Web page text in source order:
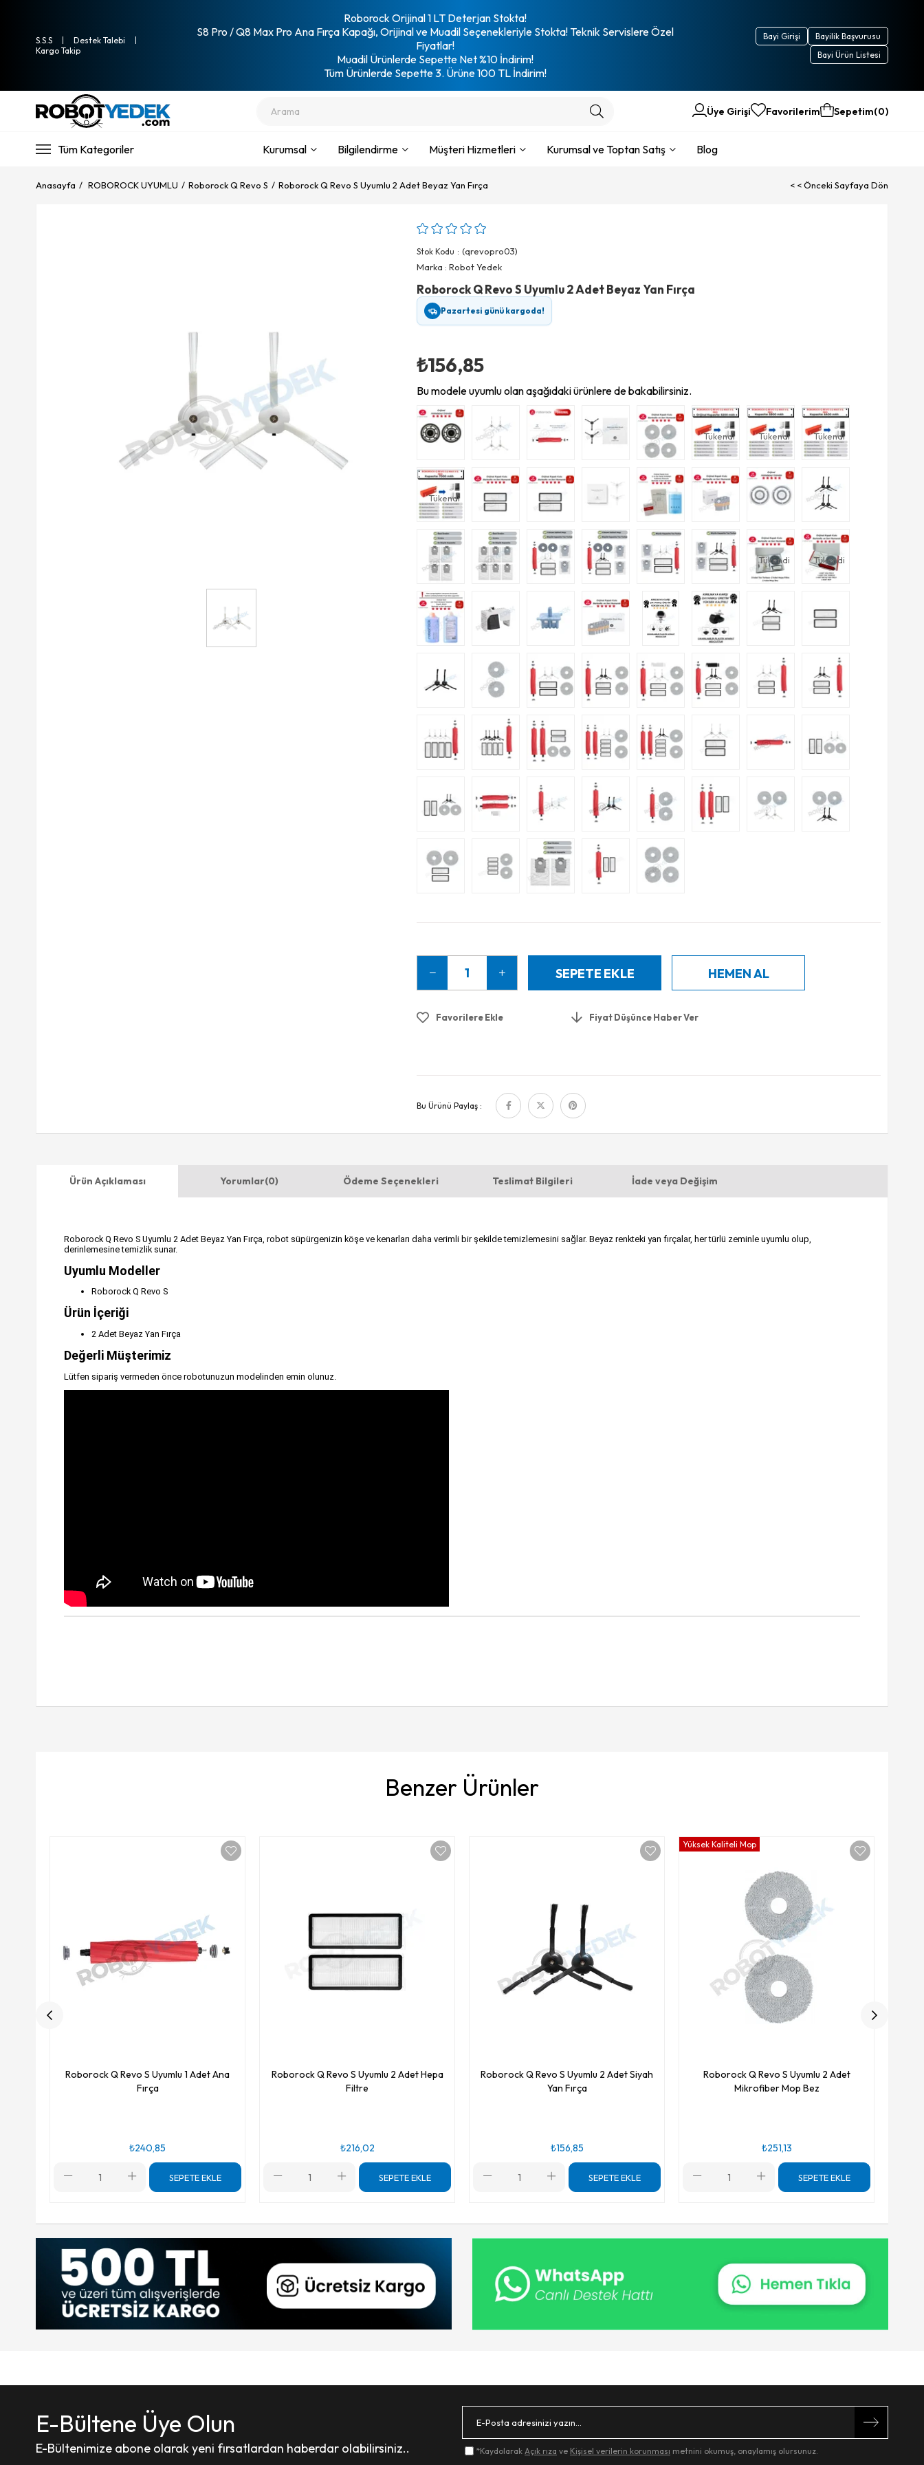
S.S.S
Destek Talebi
Kargo Takip
Roborock Orijinal 1 LT Deterjan Stokta!
S8 Pro / Q8 Max Pro Ana Fırça Kapağı, Orijinal ve Muadil Seçenekleriyle Stokta! Teknik Servislere Özel
Fiyatlar!
Muadil Ürünlerde Sepette Net %10 İndirim!
Tüm Ürünlerde Sepette 3. Ürüne 100 TL İndirim!
Bayilik Başvurusu
Bayi Girişi
Bayi Ürün Listesi
Üye Girişi Favorilerim Sepetim 0
Tüm Kategoriler Kurumsal Bilgilendirme Müşteri Hizmetleri Kurumsal ve Toptan Satış Blog
Anasayfa ROBOROCK UYUMLU Roborock Q Revo S Roborock Q Revo S Uyumlu 2 Adet Beyaz Yan Fırça < < Önceki Sayfaya Dön
Stok Kodu
(qrevopro03)
Marka : Robot Yedek
Roborock Q Revo S Uyumlu 2 Adet Beyaz Yan Fırça
Pazartesi günü kargoda!
₺156,85
Bu modele uyumlu olan aşağıdaki ürünlere de bakabilirsiniz.
Tükendi Tükendi Tükendi
Tükendi
Tükendi Tükendi
Favorilere Ekle Fiyat Düşünce Haber Ver
Bu Ürünü Paylaş :
Ürün Açıklaması Yorumlar(0) Ödeme Seçenekleri Teslimat Bilgileri İade veya Değişim
Roborock Q Revo S Uyumlu 2 Adet Beyaz Yan Fırça, robot süpürgenizin köşe ve kenarları daha verimli bir şekilde temizlemesini sağlar. Beyaz renkteki yan fırçalar, her türlü zeminle uyumlu olup,
derinlemesine temizlik sunar.
Uyumlu Modeller
Roborock Q Revo S
Ürün İçeriği
2 Adet Beyaz Yan Fırça
Değerli Müşterimiz
Lütfen sipariş vermeden önce robotunuzun modelinden emin olunuz.
Benzer Ürünler
Roborock Q Revo S Uyumlu 1 Adet Ana
Fırça
₺240,85
SEPETE EKLE
Roborock Q Revo S Uyumlu 2 Adet Hepa
Filtre
₺216,02
SEPETE EKLE
Roborock Q Revo S Uyumlu 2 Adet Siyah
Yan Fırça
₺156,85
SEPETE EKLE
Roborock Q Revo S Uyumlu 2 Adet
Mikrofiber Mop Bez
₺251,13
SEPETE EKLE
Yüksek Kaliteli Mop
E-Bültene Üye Olun
E-Bültenimize abone olarak yeni fırsatlardan haberdar olabilirsiniz.. *Kaydolarak Açık rıza ve Kişisel verilerin korunması metnini okumuş, onaylamış olursunuz.